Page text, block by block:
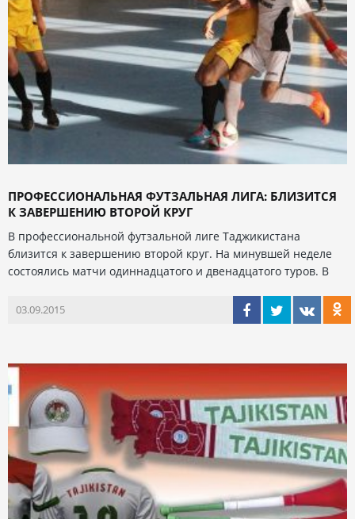
ПРОФЕССИОНАЛЬНАЯ ФУТЗАЛЬНАЯ ЛИГА: БЛИЗИТСЯ
К ЗАВЕРШЕНИЮ ВТОРОЙ КРУГ
В профессиональной футзальной лиге Таджикистана
близится к завершению второй круг. На минувшей неделе
состоялись матчи одиннадцатого и двенадцатого туров. В
03.09.2015